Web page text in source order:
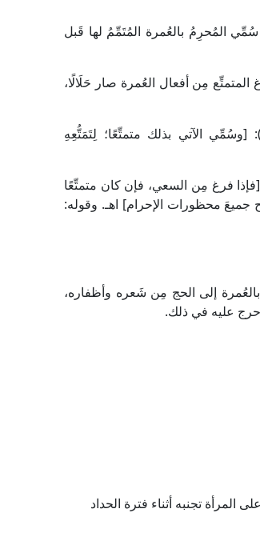
المالكي في "الفواكه الدواني" (1/ 371): [وإنما سُمِّي المُحرِمُ بالعُمرة المُتَمِّمُ لها قَبل
180، ط. دار الفكر): [إذا فرغ المتمتِّع مِن أفعال العُمرة صار حَلَالًا،
وقال العلامة الخطيب الشِّرْبِينِي الشافعي في "مغني المحتاج" (2/ 287): [وسُمِّي الآتي بذلك متمتِّعًا؛ لِتَمَتُّعِهِ
(1/ 385، ط. دار المعرفة): [فإذا فرغ مِن السعي، فإن كان متمتِّعًا
محظورات الإحرام] اهـ. وقوله:
بالعُمرة إلى الحج مِن شَعره وأظفاره،
حرج عليه في ذلك.
تجنبه أثناء فترة الحداد